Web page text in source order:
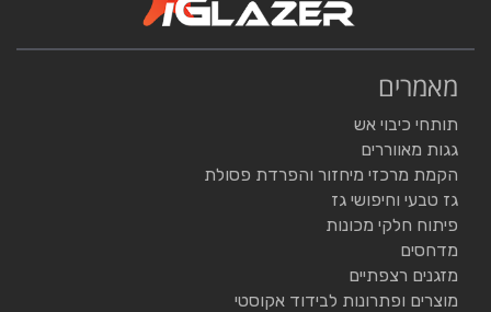
מאמרים
תותחי כיבוי אש
גגות מאווררים
הקמת מרכזי מיחזור והפרדת פסולת
גז טבעי וחיפושי גז
פיתוח חלקי מכונות
מדחסים
מזגנים רצפתיים
מוצרים ופתרונות לבידוד אקוסטי